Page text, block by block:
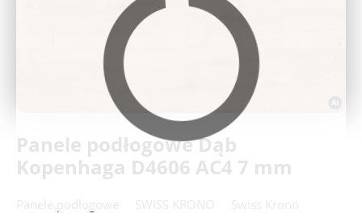
Deweloperzy
Panele podłogowe Dąb
Kopenhaga D4606 AC4 7 mm